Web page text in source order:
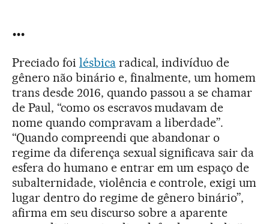
...
Preciado foi lésbicaradical, indivíduo de
gênero não binário e, finalmente, um homem
trans desde 2016, quando passou a se chamar
de Paul, “como os escravos mudavam de
nome quando compravam a liberdade”.
“Quando compreendi que abandonar o
regime da diferença sexual significava sair da
esfera do humano e entrar em um espaço de
subalternidade, violência e controle, exigi um
lugar dentro do regime de gênero binário”,
afirma em seu discurso sobre a aparente